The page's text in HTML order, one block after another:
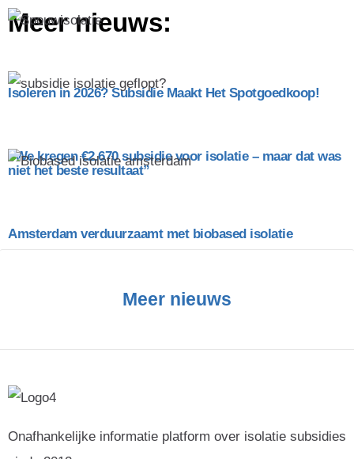
Meer nieuws:
Isoleren in 2026? Subsidie Maakt Het Spotgoedkoop!
“We kregen €2.670 subsidie voor isolatie – maar dat was
niet het beste resultaat”
Amsterdam verduurzaamt met biobased isolatie
Meer nieuws
Onafhankelijke informatie platform over isolatie subsidies